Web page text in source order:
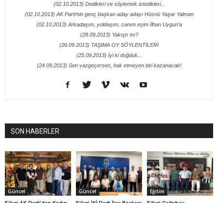
(02.10.2013) Dedikleri ve söylemek istedikleri...
(02.10.2013) AK Parti’nin genç başkan aday adayı Hüsnü Yaşar Yalman
(02.10.2013) Arkadaşım, yoldaşım, canım eşim İlhan Uygun’a
(28.09.2013) Yakıştı mı?
(26.09.2013) TAŞIMA OY SÖYLENTİLERİ
(25.09.2013) İyi ki doğduk...
(24.09.2013) Sen vazgeçersen, hak etmeyen biri kazanacak!
SON HABERLER
Güncel Güncel Eğitim